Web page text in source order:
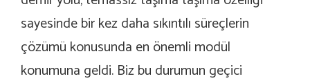
sayesinde bir kez daha sıkıntılı süreçlerin
çözümü konusunda en önemli modül
konumuna geldi. Biz bu durumun geçici